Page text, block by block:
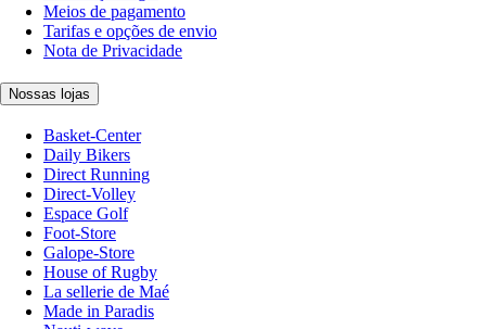
Meios de pagamento
Tarifas e opções de envio
Nota de Privacidade
Nossas lojas
Basket-Center
Daily Bikers
Direct Running
Direct-Volley
Espace Golf
Foot-Store
Galope-Store
House of Rugby
La sellerie de Maé
Made in Paradis